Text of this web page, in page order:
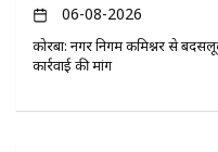
06-08-2026
कोरबा: नगर निगम कमिश्नर से
कार्रवाई की मांग